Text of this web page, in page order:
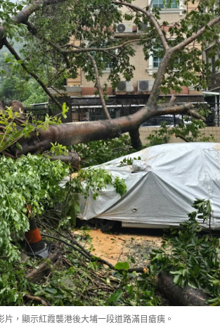
，顯示紅霞襲港後大埔一段道路滿目瘡痍。